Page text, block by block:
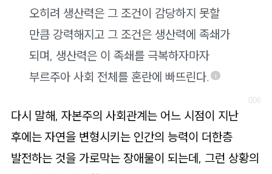
오히려 생산력은 그 조건이 감당하지 못할
만큼 강력해지고 그 조건은 생산력에 족쇄가
되며, 생산력은 이 족쇄를 극복하자마자
부르주아 사회 전체를 혼란에 빠뜨린다.
1
다시 말해, 자본주의 사회관계는 어느 시점이 지난
후에는 자연을 변형시키는 인간의 능력이 더한층
발전하는 것을 가로막는 장애물이 되는데, 그런 상황의